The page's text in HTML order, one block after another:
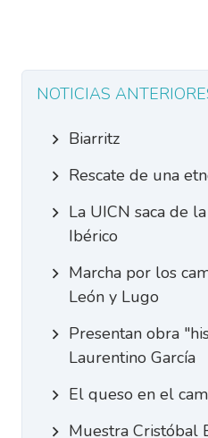
NOTICIAS
Biarritz
Rescate de una
La UICN saca de
Ibérico
Marcha por los
León y Lugo
Presentan obra
Laurentino García
El queso en el
Muestra Cristóbal